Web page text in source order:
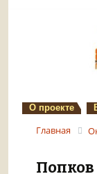
О проекте
Главная